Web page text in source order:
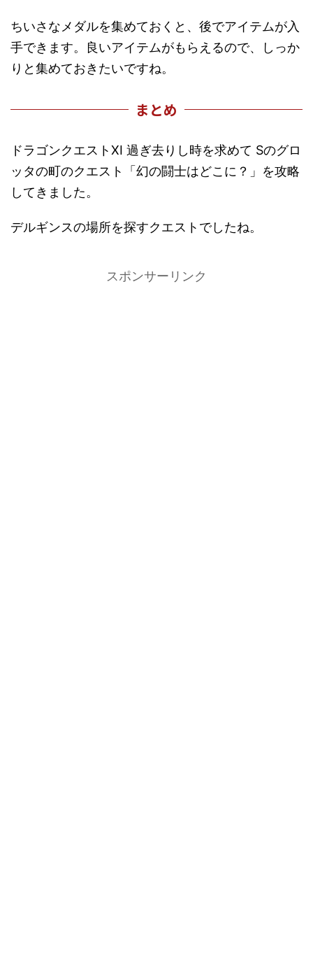
ちいさなメダルを集めておくと、後でアイテムが入
手できます。良いアイテムがもらえるので、しっか
りと集めておきたいですね。
まとめ
ドラゴンクエストXI 過ぎ去りし時を求めて Sのグロ
ッタの町のクエスト「幻の闘士はどこに？」を攻略
してきました。
デルギンスの場所を探すクエストでしたね。
スポンサーリンク